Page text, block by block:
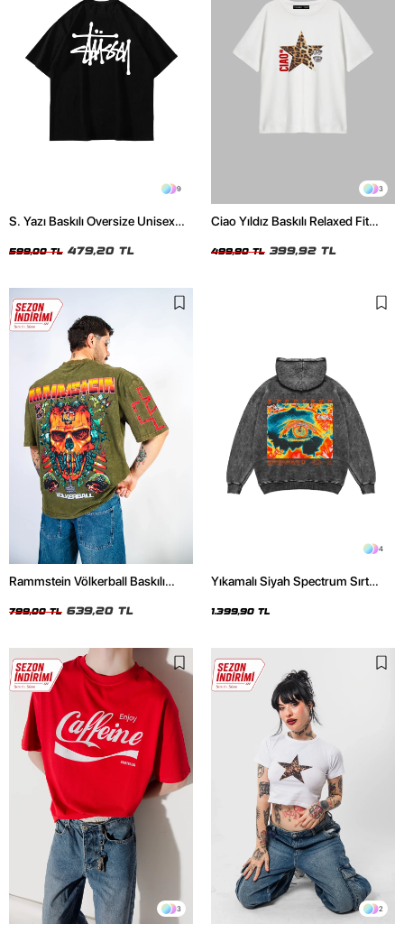
9
S. Yazı Baskılı Oversize Unisex
599,00 TL 479,20 TL
3
Ciao Yıldız Baskılı Relaxed Fit
499,90 TL 399,92 TL
Rammstein Völkerball Baskılı
Tshirt
799,00 TL 639,20 TL
4
Yıkamalı Siyah Spectrum Sırt
1.399,90 TL
3 2